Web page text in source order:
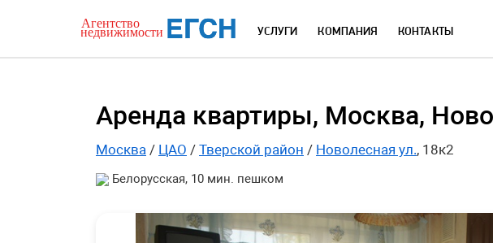
УСЛУГИ КОМПАНИЯ КОНТАКТЫ
Аренда квартиры, Москва,
Москва / ЦАО / Тверской район / Новолесная ул., 18к2
Белорусская, 10 мин. пешком